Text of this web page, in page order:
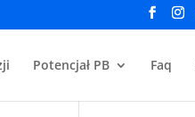
Potencjał PB Faq